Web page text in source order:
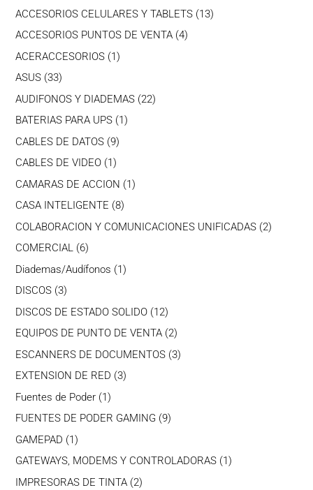
productos
ACCESORIOS CELULARES Y TABLETS 1313
ACCESORIOS PUNTOS DE VENTA 44
ACERACCESORIOS 11
ASUS 3333
productos
AUDIFONOS Y DIADEMAS 2222
BATERIAS PARA UPS 1 1
CABLES DE DATOS 99
CABLES DE VIDEO 1 1
producto
CAMARAS DE ACCION 11
CASA INTELIGENTE 88
productos
COLABORACION Y COMUNICACIONES UNIFICADAS 22
COMERCIAL 66
productos
Diademas/Audífonos 11
DISCOS 33
productos
DISCOS DE ESTADO SOLIDO 1212
productos
EQUIPOS DE PUNTO DE VENTA 22
productos
ESCANNERS DE DOCUMENTOS 33
EXTENSION DE RED 33
Fuentes de Poder 11
producto
FUENTES DE PODER GAMING 99
GAMEPAD 11
producto
GATEWAYS, MODEMS Y CONTROLADORAS 1 1
IMPRESORAS DE TINTA 22